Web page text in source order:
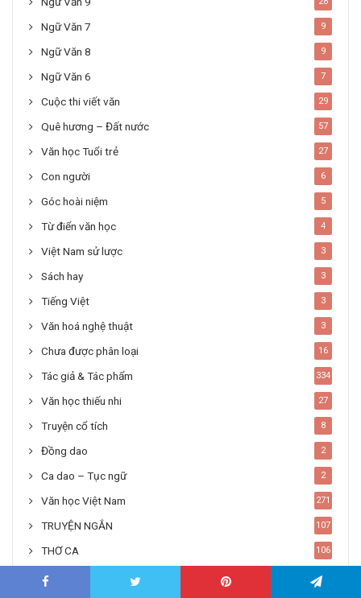
Ngữ Văn 7 9
Ngữ Văn 8 9
Ngữ Văn 6 7
Cuộc thi viết văn 29
Quê hương – Đất nước 57
Văn học Tuổi trẻ 27
Con người 6
Góc hoài niệm 5
Từ điển văn học 4
Việt Nam sử lược 3
Sách hay 3
Tiếng Việt 3
Văn hoá nghệ thuật 3
Chưa được phân loại 16
Tác giả & Tác phẩm 334
Văn học thiếu nhi 27
Truyện cổ tích 8
Đồng dao 2
Ca dao – Tục ngữ 2
Văn học Việt Nam 271
TRUYỆN NGẮN 107
THƠ CA 106
TẢN VĂN 58